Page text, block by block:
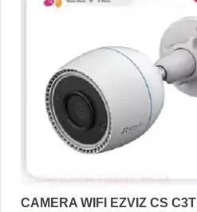
CAMERA WIFI EZVIZ CS